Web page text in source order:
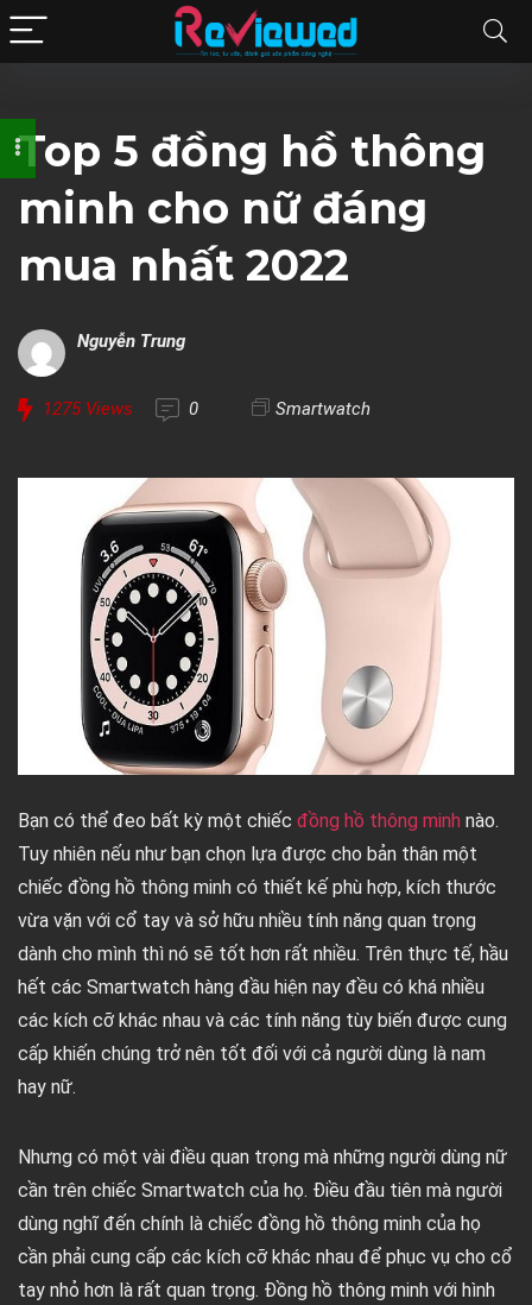
Top 5 đồng hồ thông
minh cho nữ đáng
mua nhất 2022
Nguyễn Trung
1275Views 0 Smartwatch
Bạn có thể đeo bất kỳ một chiếc đồng hồ thông minh nào.
Tuy nhiên nếu như bạn chọn lựa được cho bản thân một
chiếc đồng hồ thông minh có thiết kế phù hợp, kích thước
vừa vặn với cổ tay và sở hữu nhiều tính năng quan trọng
dành cho mình thì nó sẽ tốt hơn rất nhiều. Trên thực tế, hầu
hết các Smartwatch hàng đầu hiện nay đều có khá nhiều
các kích cỡ khác nhau và các tính năng tùy biến được cung
cấp khiến chúng trở nên tốt đối với cả người dùng là nam
hay nữ.
Nhưng có một vài điều quan trọng mà những người dùng nữ
cần trên chiếc Smartwatch của họ. Điều đầu tiên mà người
dùng nghĩ đến chính là chiếc đồng hồ thông minh của họ
cần phải cung cấp các kích cỡ khác nhau để phục vụ cho cổ
tay nhỏ hơn là rất quan trọng. Đồng hồ thông minh với hình